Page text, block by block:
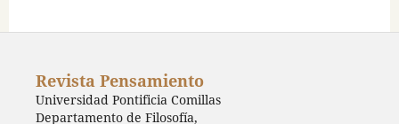
Revista Pensamiento
Universidad Pontificia Comillas
Departamento de Filosofía,